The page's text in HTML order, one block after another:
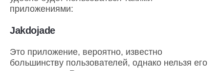
приложениями:
Jakdojade
Это приложение, вероятно, известно
большинству пользователей, однако нельзя его